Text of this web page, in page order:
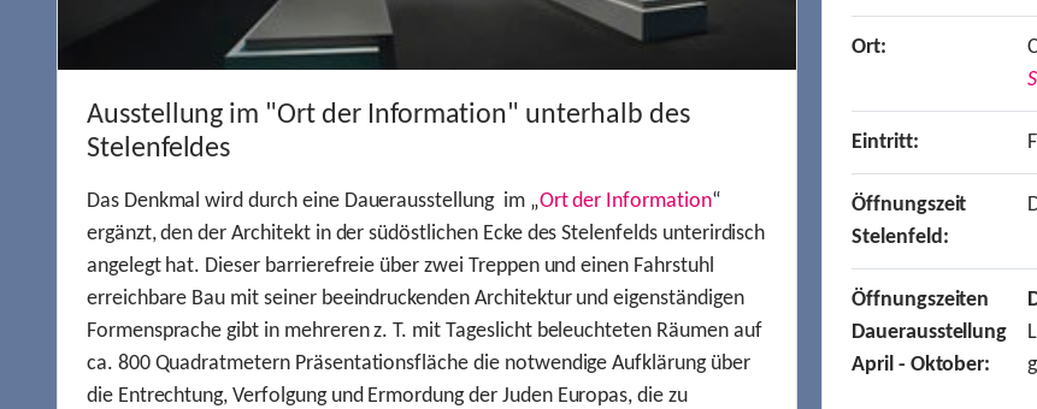
Ausstellung im "Ort der Information" unterhalb des
Stelenfeldes
Das Denkmal wird durch eine Dauerausstellung im „Ort der Information“
ergänzt, den der Architekt in der südöstlichen Ecke des Stelenfelds unterirdisch
angelegt hat. Dieser barrierefreie über zwei Treppen und einen Fahrstuhl
erreichbare Bau mit seiner beeindruckenden Architektur und eigenständigen
Formensprache gibt in mehreren z. T. mit Tageslicht beleuchteten Räumen auf
ca. 800 Quadratmetern Präsentationsfläche die notwendige Aufklärung über
die Entrechtung, Verfolgung und Ermordung der Juden Europas, die zu
Ort:
Eintritt:
Öffnungszeit
Stelenfeld:
Öffnungszeiten
Dauerausstellung
April - Oktober: